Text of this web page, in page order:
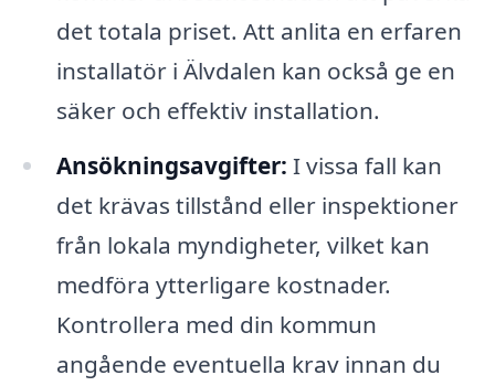
det totala priset. Att anlita en erfaren
installatör i Älvdalen kan också ge en
säker och effektiv installation.
Ansökningsavgifter: I vissa fall kan
det krävas tillstånd eller inspektioner
från lokala myndigheter, vilket kan
medföra ytterligare kostnader.
Kontrollera med din kommun
angående eventuella krav innan du